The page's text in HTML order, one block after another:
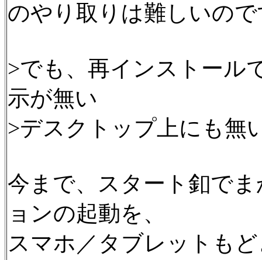
のやり取りは難しいの
>でも、再インストール
示が無い
>デスクトップ上にも無
今まで、スタート釦で
ョンの起動を、
スマホ／タブレットも